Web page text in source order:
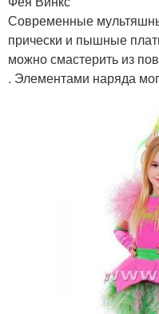
Современные
прически и пышные
можно смастерить из
. Элементами наряда